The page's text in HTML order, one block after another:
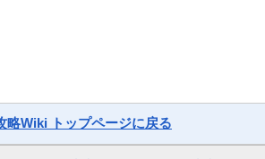
略Wiki トップページに戻る